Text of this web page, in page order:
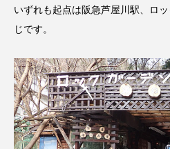
10周年記念 12月号
2024年度 2025年
2026年 2026年度
3年生 4年生 6年生
いずれも起点は阪急芦屋川駅、ロ
じです。